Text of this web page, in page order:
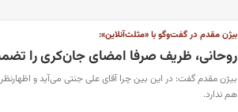
بیژن مقدم در گفت‌وگو با «مثلث‌آنلاین»:
روحانی، ظریف صرفا امضای جان‌کری را
بیژن مقدم گفت: در این بین چرا آقای علی جنتی می‌آید و
هم ندارد.